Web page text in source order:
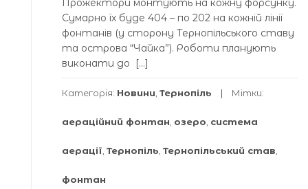
Прожектори монтують на кожну форсунку.
Сумарно їх буде 404 – по 202 на кожній лінії
фонтанів (у сторону Тернопільського ставу
та острова “Чайка”). Роботи планують
виконати до […]
Категорія: Новини Тернопіль Мітки:
аераційний фонтан озеро система
аерації Тернопіль Тернопільський став
фонтан